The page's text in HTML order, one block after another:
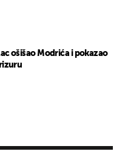
ošišao Modrića i pokazao